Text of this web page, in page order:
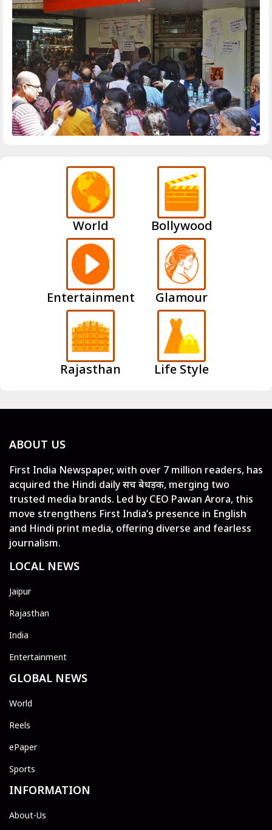
World Bollywood
Entertainment Glamour
Rajasthan Life Style
ABOUT US
First India Newspaper, with over 7 million readers, has
acquired the Hindi daily सच बेधड़क, merging two
trusted media brands. Led by CEO Pawan Arora, this
move strengthens First India’s presence in English
and Hindi print media, offering diverse and fearless
journalism.
LOCAL NEWS
Jaipur
Rajasthan
India
Entertainment
GLOBAL NEWS
World
Reels
ePaper
Sports
INFORMATION
About-Us